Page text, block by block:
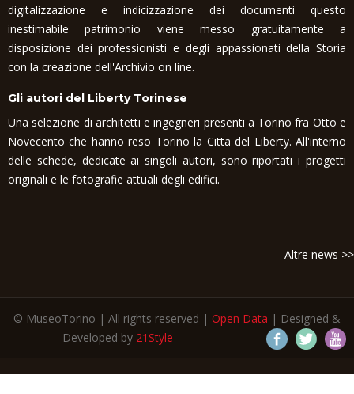
digitalizzazione e indicizzazione dei documenti questo
inestimabile patrimonio viene messo gratuitamente a
disposizione dei professionisti e degli appassionati della Storia
con la creazione dell'Archivio on line.
Gli autori del Liberty Torinese
Una selezione di architetti e ingegneri presenti a Torino fra Otto e
Novecento che hanno reso Torino la Citta del Liberty. All'interno
delle schede, dedicate ai singoli autori, sono riportati i progetti
originali e le fotografie attuali degli edifici.
Altre news >>
© MuseoTorino | All rights reserved | Open Data | Designed &
Developed by 21Style